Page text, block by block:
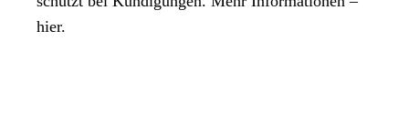
hier.